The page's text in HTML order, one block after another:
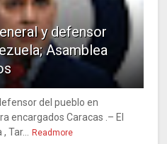
y defensor
Asamblea
del pueblo en
encargados Caracas .– El
Readmore